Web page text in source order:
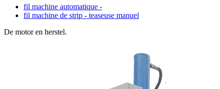
fil machine automatique -
fil machine de strip - teaseuse manuel
De motor en herstel.